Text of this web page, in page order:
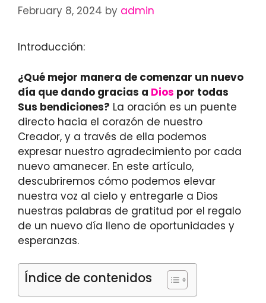
February 8, 2024 by admin
Introducción:
¿Qué mejor manera de comenzar un nuevo
día que dando gracias a Dios por todas
Sus bendiciones? La oración es un puente
directo hacia el corazón de nuestro
Creador, y a través de ella podemos
expresar nuestro agradecimiento por cada
nuevo amanecer. En este artículo,
descubriremos cómo podemos elevar
nuestra voz al cielo y entregarle a Dios
nuestras palabras de gratitud por el regalo
de un nuevo día lleno de oportunidades y
esperanzas.
Índice de contenidos